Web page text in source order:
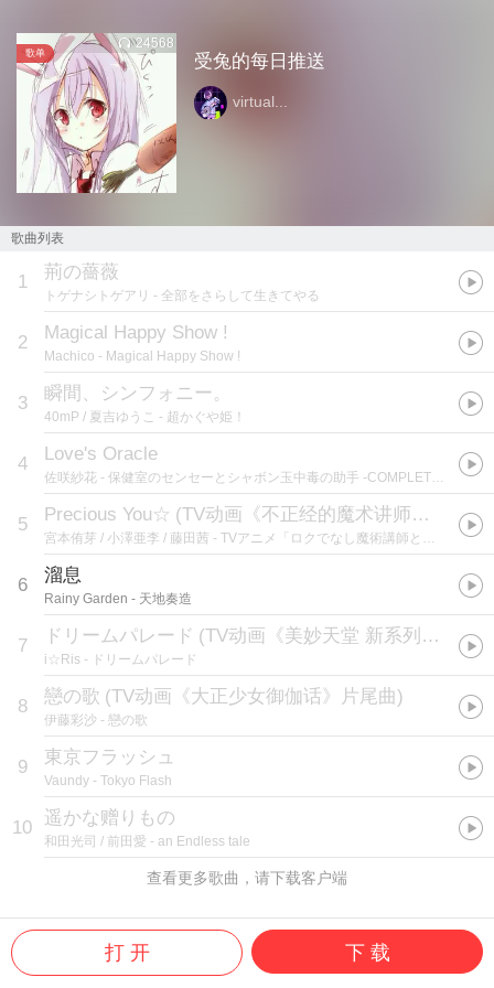
歌单
24568
受兔的每日推送
virtual...
歌曲列表
1 荊の薔薇
トゲナシトゲアリ - 全部をさらして生きてやる
2 Magical Happy Show !
Machico - Magical Happy Show !
3 瞬間、シンフォニー。
40mP / 夏吉ゆうこ - 超かぐや姫！
4 Love's Oracle
佐咲紗花 - 保健室のセンセーとシャボン玉中毒の助手 -COMPLETE SOUNDTRACK-
5 Precious You☆ (TV动画《不正经的魔术讲师与禁忌教典》片尾曲:TVアニメ「ロクでなし魔術講師と禁忌教典」EDテーマ
宮本侑芽 / 小澤亜李 / 藤田茜 - TVアニメ「ロクでなし魔術講師と禁忌教典」エンディングテーマ「Precious You☆」 歌：システィーナ＝フィーベル(CV：藤田 茜）、ルミア＝ティンジェル(CV:宮本侑芽）、リィエル＝レイフォード(CV：小澤亜李）
6 溜息
Rainy Garden - 天地奏造
7 ドリームパレード (TV动画《美妙天堂 新系列》片头曲 / アニメ『プリパラ』第2期オープニングテーマ
i☆Ris - ドリームパレード
8 戀の歌 (TV动画《大正少女御伽话》片尾曲)
伊藤彩沙 - 戀の歌
9 東京フラッシュ
Vaundy - Tokyo Flash
10 遥かな赠りもの
和田光司 / 前田愛 - an Endless tale
查看更多歌曲，请下载客户端
打 开 下 载